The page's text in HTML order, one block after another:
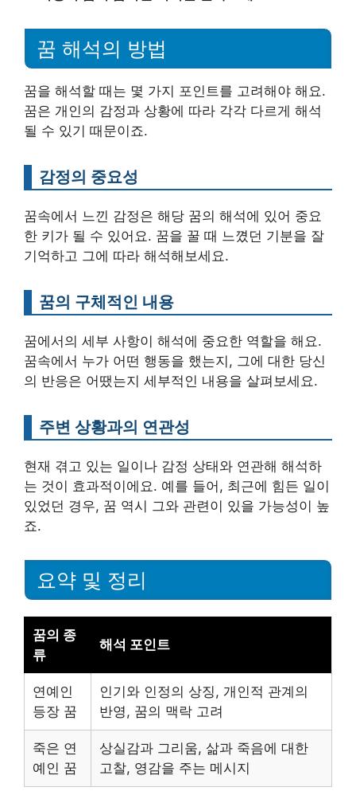
꿈 해석의 방법
꿈을 해석할 때는 몇 가지 포인트를 고려해야 해요.
꿈은 개인의 감정과 상황에 따라 각각 다르게 해석
될 수 있기 때문이죠.
감정의 중요성
꿈속에서 느낀 감정은 해당 꿈의 해석에 있어 중요
한 키가 될 수 있어요. 꿈을 꿀 때 느꼈던 기분을 잘
기억하고 그에 따라 해석해보세요.
꿈의 구체적인 내용
꿈에서의 세부 사항이 해석에 중요한 역할을 해요.
꿈속에서 누가 어떤 행동을 했는지, 그에 대한 당신
의 반응은 어땠는지 세부적인 내용을 살펴보세요.
주변 상황과의 연관성
현재 겪고 있는 일이나 감정 상태와 연관해 해석하
는 것이 효과적이에요. 예를 들어, 최근에 힘든 일이
있었던 경우, 꿈 역시 그와 관련이 있을 가능성이 높
죠.
요약 및 정리
꿈의 종
류
해석 포인트
연예인
등장 꿈
인기와 인정의 상징, 개인적 관계의
반영, 꿈의 맥락 고려
죽은 연
예인 꿈
상실감과 그리움, 삶과 죽음에 대한
고찰, 영감을 주는 메시지